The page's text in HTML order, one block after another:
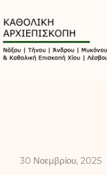
30 Νοεμβρίου, 2025